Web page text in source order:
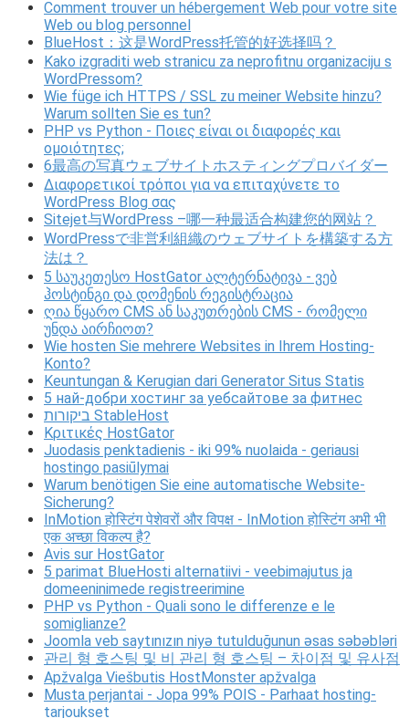
Comment trouver un hébergement Web pour votre site
Web ou blog personnel
BlueHost：这是WordPress托管的好选择吗？
Kako izgraditi web stranicu za neprofitnu organizaciju s
WordPressom?
Wie füge ich HTTPS / SSL zu meiner Website hinzu?
Warum sollten Sie es tun?
PHP vs Python - Ποιες είναι οι διαφορές και
ομοιότητες;
6最高の写真ウェブサイトホスティングプロバイダー
Διαφορετικοί τρόποι για να επιταχύνετε το
WordPress Blog σας
Sitejet与WordPress –哪一种最适合构建您的网站？
WordPressで非営利組織のウェブサイトを構築する方
法は？
5 საუკეთესო HostGator ალტერნატივა - ვებ
ჰოსტინგი და დომენის რეგისტრაცია
ღია წყარო CMS ან საკუთრების CMS - რომელი
უნდა აირჩიოთ?
Wie hosten Sie mehrere Websites in Ihrem Hosting-
Konto?
Keuntungan & Kerugian dari Generator Situs Statis
5 най-добри хостинг за уебсайтове за фитнес
ביקורות StableHost
Κριτικές HostGator
Juodasis penktadienis - iki 99% nuolaida - geriausi
hostingo pasiūlymai
Warum benötigen Sie eine automatische Website-
Sicherung?
InMotion होस्टिंग पेशेवरों और विपक्ष - InMotion होस्टिंग अभी भी
एक अच्छा विकल्प है?
Avis sur HostGator
5 parimat BlueHosti alternatiivi - veebimajutus ja
domeeninimede registreerimine
PHP vs Python - Quali sono le differenze e le
somiglianze?
Joomla veb saytınızın niyə tutulduğunun əsas səbəbləri
관리 형 호스팅 및 비 관리 형 호스팅 – 차이점 및 유사점
Apžvalga Viešbutis HostMonster apžvalga
Musta perjantai - Jopa 99% POIS - Parhaat hosting-
tarjoukset